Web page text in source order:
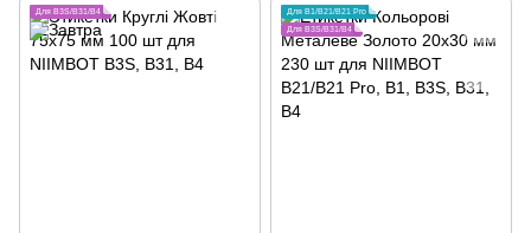
Для B3S/B31/B4 Для B1/B21/B21 Pro
Для B3S/B31/B4